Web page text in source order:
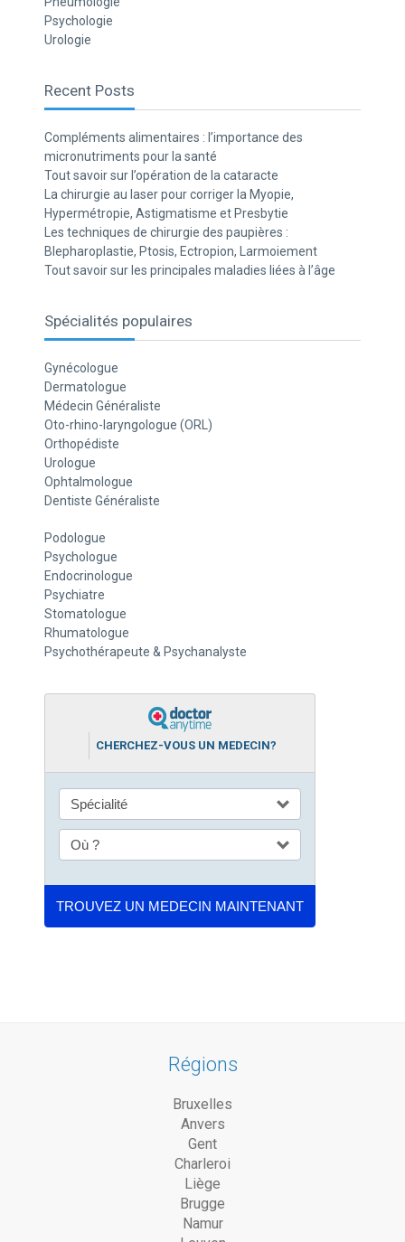
Psychologie
Urologie
Recent Posts
Compléments alimentaires : l’importance des
micronutriments pour la santé
Tout savoir sur l’opération de la cataracte
La chirurgie au laser pour corriger la Myopie,
Hypermétropie, Astigmatisme et Presbytie
Les techniques de chirurgie des paupières :
Blepharoplastie, Ptosis, Ectropion, Larmoiement
Tout savoir sur les principales maladies liées à l’âge
Spécialités populaires
Gynécologue
Dermatologue
Médecin Généraliste
Oto-rhino-laryngologue (ORL)
Orthopédiste
Urologue
Ophtalmologue
Dentiste Généraliste
Podologue
Psychologue
Endocrinologue
Psychiatre
Stomatologue
Rhumatologue
Psychothérapeute & Psychanalyste
CHERCHEZ-VOUS UN MEDECIN?
Régions
Bruxelles
Anvers
Gent
Charleroi
Liège
Brugge
Namur